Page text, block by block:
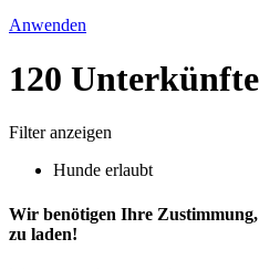
Anwenden
120
Filter anzeigen
Hunde erlaubt
Wir benötigen Ihre
zu laden!